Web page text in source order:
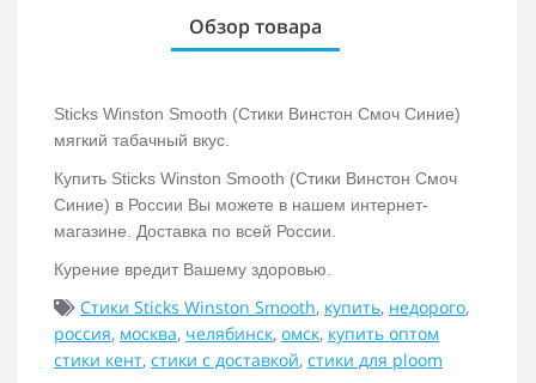
Обзор товара
Sticks Winston Smooth (Стики Винстон Смоч Синие)
мягкий табачный вкус.
Купить Sticks Winston Smooth (Стики Винстон Смоч
Синие) в России Вы можете в нашем интернет-
магазине. Доставка по всей России.
Курение вредит Вашему здоровью.
Стики Sticks Winston Smooth, купить, недорого,
россия, москва, челябинск, омск, купить оптом
стики кент, стики с доставкой, стики для ploom